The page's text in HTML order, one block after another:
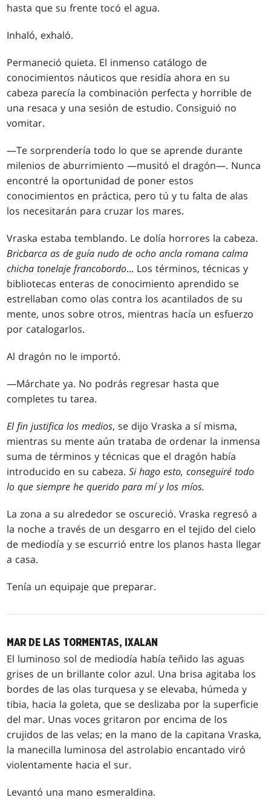
hasta que su frente tocó el agua.
Inhaló, exhaló.
Permaneció quieta. El inmenso catálogo de
conocimientos náuticos que residía ahora en su
cabeza parecía la combinación perfecta y horrible de
una resaca y una sesión de estudio. Consiguió no
vomitar.
—Te sorprendería todo lo que se aprende durante
milenios de aburrimiento —musitó el dragón—. Nunca
encontré la oportunidad de poner estos
conocimientos en práctica, pero tú y tu falta de alas
los necesitarán para cruzar los mares.
Vraska estaba temblando. Le dolía horrores la cabeza.
Bricbarca as de guía nudo de ocho ancla romana calma
chicha tonelaje francobordo... Los términos, técnicas y
bibliotecas enteras de conocimiento aprendido se
estrellaban como olas contra los acantilados de su
mente, unos sobre otros, mientras hacía un esfuerzo
por catalogarlos.
Al dragón no le importó.
—Márchate ya. No podrás regresar hasta que
completes tu tarea.
El fin justifica los medios, se dijo Vraska a sí misma,
mientras su mente aún trataba de ordenar la inmensa
suma de términos y técnicas que el dragón había
introducido en su cabeza.Si hago esto, conseguiré todo
lo que siempre he querido para mí y los míos.
La zona a su alrededor se oscureció. Vraska regresó a
la noche a través de un desgarro en el tejido del cielo
de mediodía y se escurrió entre los planos hasta llegar
a casa.
Tenía un equipaje que preparar.
MAR DE LAS TORMENTAS, IXALAN
El luminoso sol de mediodía había teñido las aguas
grises de un brillante color azul. Una brisa agitaba los
bordes de las olas turquesa y se elevaba, húmeda y
tibia, hacia la goleta, que se deslizaba por la superficie
del mar. Unas voces gritaron por encima de los
crujidos de las velas; en la mano de la capitana Vraska,
la manecilla luminosa del astrolabio encantado viró
violentamente hacia el sur.
Levantó una mano esmeraldina.